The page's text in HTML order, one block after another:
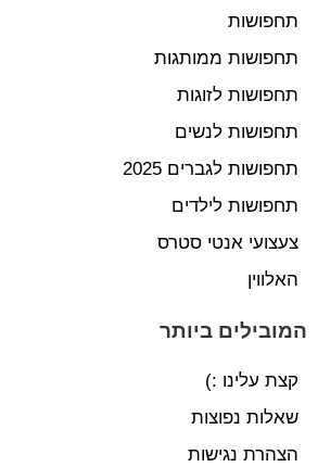
תחפושות
תחפושות ממותגות
תחפושות לזוגות
תחפושות לנשים
תחפושות לגברים 2025
תחפושות לילדים
צעצועי אנטי סטרס
האלווין
המובילים ביותר
קצת עלינו :)
שאלות נפוצות
הצהרת נגישות